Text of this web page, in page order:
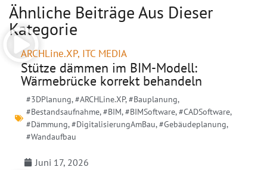
Ähnliche Beiträge Aus Dieser
Kategorie
ARCHLine.XP, ITC MEDIA
Stütze dämmen im BIM-Modell:
Wärmebrücke korrekt behandeln
#3DPlanung,#ARCHLine.XP,#Bauplanung,
#Bestandsaufnahme,#BIM,#BIMSoftware,#CADSoftware,
#Dämmung,#DigitalisierungAmBau,#Gebäudeplanung,
#Wandaufbau
Juni 17, 2026